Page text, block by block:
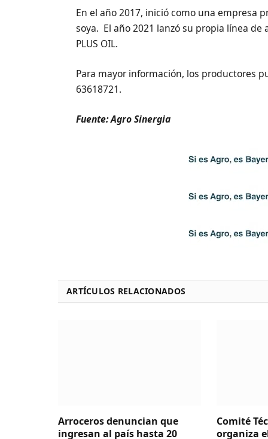
En el año 2017, inició como una empresa
soya. El año 2021 lanzó su propia línea de
PLUS OIL.
Para mayor información, los productores
63618721.
Fuente: Agro Sinergia
ARTÍCULOS RELACIONADOS
Arroceros denuncian que
ingresan al país hasta 20
Comité
organiza